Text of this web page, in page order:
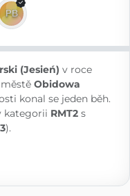
(Jesień) v roce
Obidowa
konal se jeden běh.
kategorii RMT2 s
).